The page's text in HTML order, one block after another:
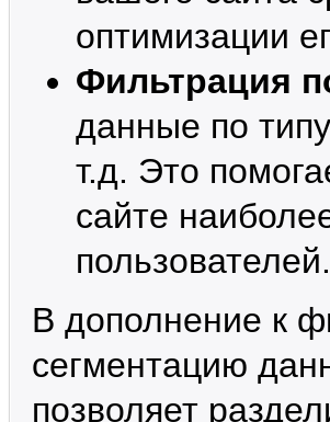
оптимизации
Фильтрация
данные по
т.д. Это
сайте
пользователей.
В дополнение к
сегментацию
позволяет